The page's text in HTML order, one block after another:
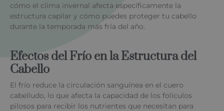
cómo el clima invernal afecta específicamente la
estructura capilar y cómo puedes proteger tu cabello
durante la temporada más fría del año.
Efectos del Frío en la Estructura del
Cabello
El frío reduce la circulación sanguínea en el cuero
cabelludo, lo que afecta la capacidad de los folículos
pilosos para recibir los nutrientes que necesitan para